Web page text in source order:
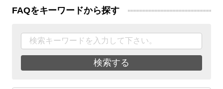
FAQをキーワードから探す
検索する